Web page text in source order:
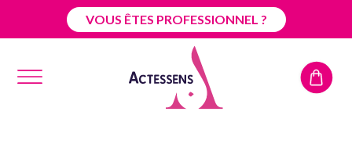
VOUS ÊTES PROFESSIONNEL ?